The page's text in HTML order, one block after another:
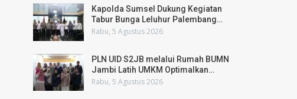
Kapolda Sumsel Dukung Kegiatan
Tabur Bunga Leluhur Palembang…
Rabu, 5 Agustus 2026
PLN UID S2JB melalui Rumah BUMN
Jambi Latih UMKM Optimalkan…
Rabu, 5 Agustus 2026